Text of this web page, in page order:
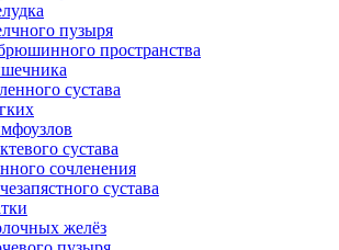
пузыря
пространства
сустава
сустава
сочленения
сустава
желёз